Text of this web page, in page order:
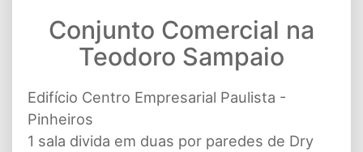
Conjunto Comercial na
Teodoro Sampaio
Edifício Centro Empresarial Paulista -
Pinheiros
1 sala divida em duas por paredes de Dry